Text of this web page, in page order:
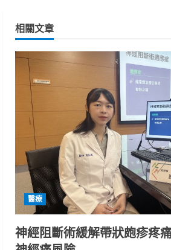
i
n
u
e
a
i
相關文章
醫療
神經阻斷術緩解帶狀皰疹疼